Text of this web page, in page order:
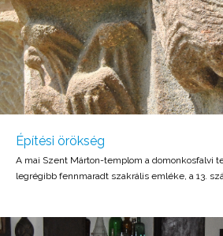
Építési örökség
A mai Szent Márton-templom a domonkosfalvi
legrégibb fennmaradt szakrális emléke, a 13.